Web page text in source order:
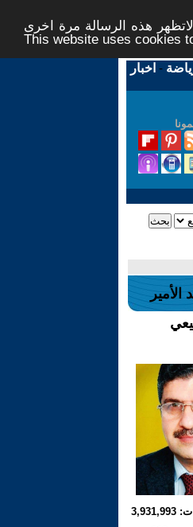
هذه الرسالة مرة اخرى -
This website uses cookies
- اخبار
الأمير